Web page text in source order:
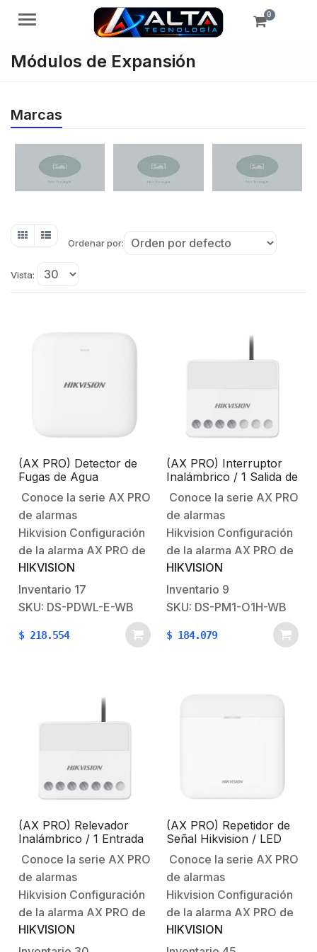
Menú 0
Módulos de Expansión
Marcas
Ordenar por:
Vista:
(AX PRO) Detector de
Fugas de Agua
Inalámbrico / Sensor
Interno y Externo por
medio de Cable
Conoce la serie AX PRO
de alarmas
Hikvision Configuración
de la alarma AX PRO de
HikvisionBienvenido al
futuro con AX PRO
HikvisionSistema
Intrusiones AX
de alarma.Los datos
inalámbricos están
cifrado AES-128.Tamper
antisabotaje.Características
Físicas y
Eléctricas:Voltaje…
HIKVISION
Inventario 17
SKU: DS-PDWL-E-WB
$ 218.554
(AX PRO) Interruptor
Inalámbrico / 1 Salida de
Relevador de 100 a 240
VCA (Max. 13A)
Conoce la serie AX PRO
de alarmas
Hikvision Configuración
de la alarma AX PRO de
HikvisionBienvenido al
futuro con AX PRO
HikvisionSistema
Intrusiones AX
dispositivo: encendido /
apagado.Diseño de…
HIKVISION
Inventario 9
SKU: DS-PM1-O1H-WB
$ 184.079
(AX PRO) Relevador
Inalámbrico / 1 Entrada
de Alarma 24/7 / 1
Salida de Relevador 0 a
36 VCD (Max. 5 A)
Conoce la serie AX PRO
de alarmas
Hikvision Configuración
de la alarma AX PRO de
HikvisionBienvenido al
futuro con AX PRO
HIKVISION
(AX PRO) Repetidor de
Señal Hikvision / LED
Indicador / Batería de
Respaldo
Conoce la serie AX PRO
de alarmas
Hikvision Configuración
de la alarma AX PRO de
HikvisionBienvenido al
futuro con AX PRO
HIKVISION